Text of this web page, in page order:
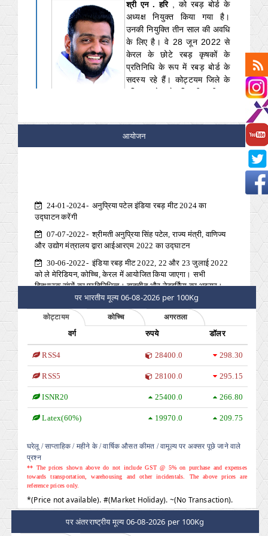
श्री एन . हरि
, को रबड़ बोर्ड के
अध्यक्ष नियुक्त किया गया है।
उनकी नियुक्ति तीन साल की अवधि
के लिए है। वे 28 जून 2022 से
केरल के छोटे रबड़ कृषकों के
प्रतिनिधि के रूप में रबड़ बोर्ड के
सदस्य रहे हैं। कोट्टयम जिले के
आयोजन
उद्घाटन करेंगी
और उद्योग मंत्रालय द्वारा आईआरएम 2022 का उद्घाटन
को ले मेरिडियन, कोच्चि, केरल में आयोजित किया जाएगा। सभी
हितधारक संघों का प्रतिनिधित्व। बातचीत और नेटवर्किंग का अवसर।
व्यापार के नए अवसर।
पर भारतीय मूल्य 06-08-2026 per 100Kg
कोट्टायम कोच्चि अगरतला
वर्ग रुपये डॉलर
RSS4 28400.0 298.30
RSS5 28100.0 295.15
ISNR20 25400.0 266.80
Latex(60%) 19970.0 209.75
घरेलू / साप्ताहिक / महीने के/ वार्षिक औसत कीमत / वामूल्य पर अक्सर पूछे जाने वाले
प्रश्न
** The prices shown above do not include GST @ 5% on purchase and expenses
towards transportation, warehousing and other incidentals. The above prices are
reference prices only.
*(Price not available). #(Market Holiday). ~(No Transaction).
पर अंतरराष्ट्रीय मूल्य 06-08-2026 per 100Kg